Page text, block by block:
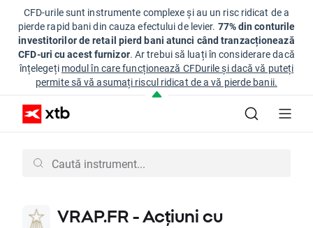
CFD-urile sunt instrumente complexe și au un risc ridicat de a
pierde rapid bani din cauza efectului de levier. 77% din conturile
investitorilor de retail pierd bani atunci când tranzacționează
CFD-uri cu acest furnizor. Ar trebui să luați în considerare dacă
înțelegeți modul în care funcționează CFDurile și dacă vă puteți
permite să vă asumați riscul ridicat de a vă pierde banii.
VRAP.FR - Acțiuni cu